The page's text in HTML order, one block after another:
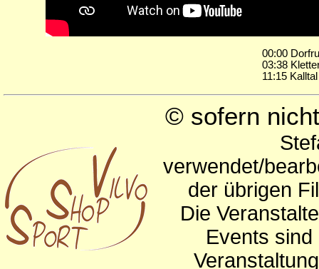
00:00
03:38
11:15 Kalltal
© sofern
verwendet/
der übrigen
Die
Events